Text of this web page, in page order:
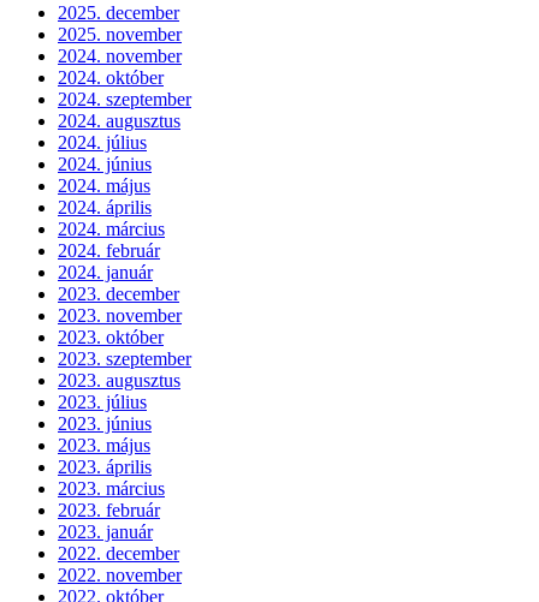
2025. december
2025. november
2024. november
2024. október
2024. szeptember
2024. augusztus
2024. július
2024. június
2024. május
2024. április
2024. március
2024. február
2024. január
2023. december
2023. november
2023. október
2023. szeptember
2023. augusztus
2023. július
2023. június
2023. május
2023. április
2023. március
2023. február
2023. január
2022. december
2022. november
2022. október